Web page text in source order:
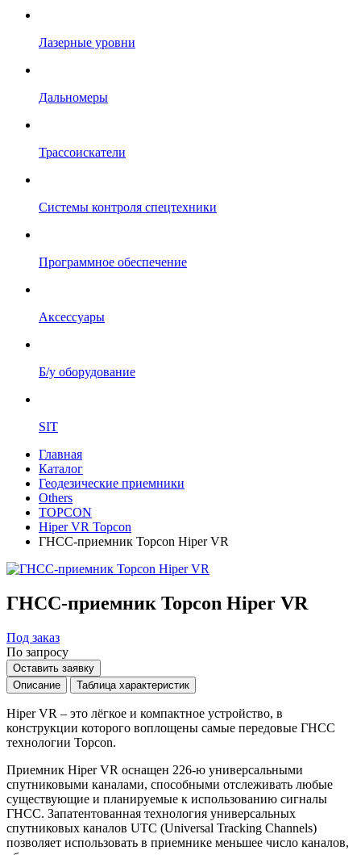
Лазерные уровни
Дальномеры
Трассоискатели
Системы контроля спецтехники
Программное обеспечение
Аксессуары
Б/у оборудование
SIT
Главная
Каталог
Геодезические приемники
Others
TOPCON
Hiper VR Topcon
ГНСС-приемник Topcon Hiper VR
ГНСС-приемник Topcon Hiper VR
Под заказ
По запросу
Оставить заявку
Описание
Таблица характеристик
Hiper VR – это лёгкое и компактное устройство, в
конструкции которого воплощены самые передовые ГНСС
технологии Topcon.
Приемник Hiper VR оснащен 226-ю универсальными
спутниковыми каналами, способными отслеживать любые
существующие и планируемые к использованию сигналы
ГНСС. Запатентованная технология универсальных
спутниковых каналов UTC (Universal Tracking Channels)
позволяет использовать в приемнике меньшее число каналов,